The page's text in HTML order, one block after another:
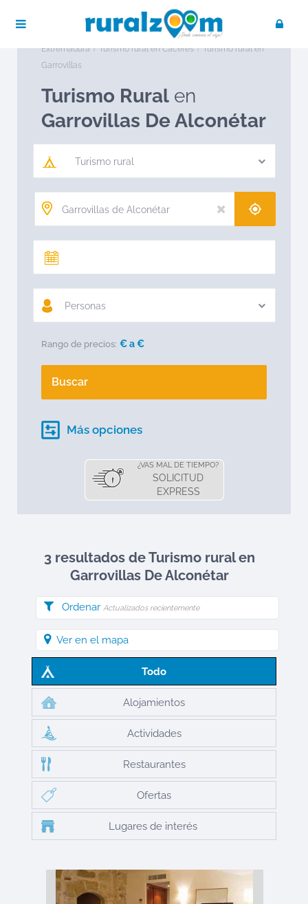
Turismo rural en España
Turismo rural en
Extremadura
Turismo rural en Cáceres
Turismo rural en
Garrovillas
Turismo Rural en
Garrovillas De Alconétar
Turismo rural
Personas
Rango de precios: € a€
Buscar
Más opciones
¿VAS MAL DE TIEMPO?
SOLICITUD
EXPRESS
3 resultados de Turismo rural en
Garrovillas De Alconétar
Ordenar Actualizados recientemente
Ver en el mapa
Todo
Alojamientos
Actividades
Restaurantes
Ofertas
Lugares de interés